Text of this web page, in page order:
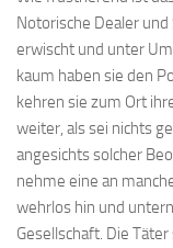
Notorische Dealer
erwischt und unter
kaum haben sie den
kehren sie zum Ort
weiter, als sei nichts
angesichts solcher
nehme eine an
wehrlos hin und
Gesellschaft. Die